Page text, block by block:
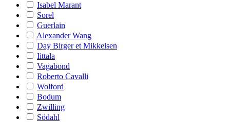
Isabel Marant
Sorel
Guerlain
Alexander Wang
Day Birger et Mikkelsen
Iittala
Vagabond
Roberto Cavalli
Wolford
Bodum
Zwilling
Södahl